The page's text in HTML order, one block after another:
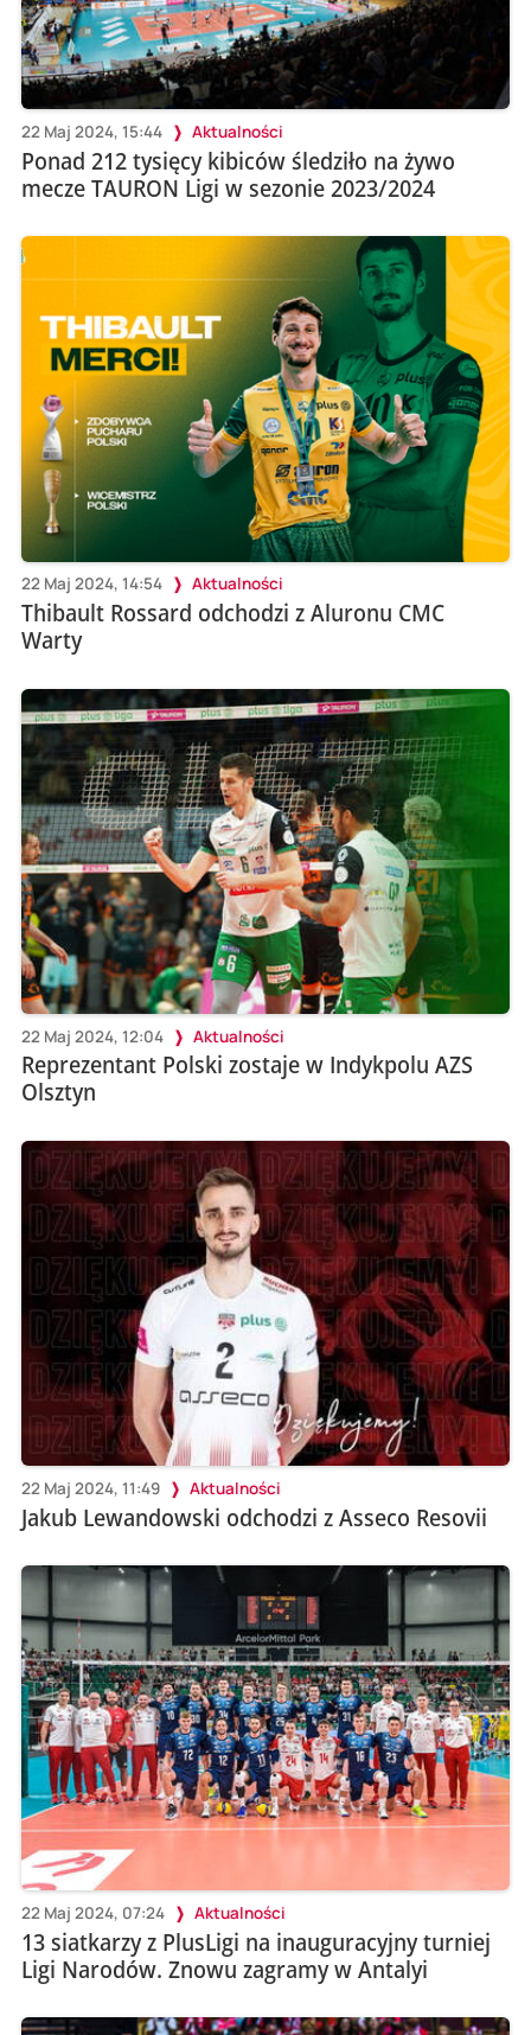
22 Maj 2024, 15:44 Aktualności
Ponad 212 tysięcy kibiców śledziło na żywo
mecze TAURON Ligi w sezonie 2023/2024
22 Maj 2024, 14:54 Aktualności
Thibault Rossard odchodzi z Aluronu CMC
Warty
22 Maj 2024, 12:04 Aktualności
Reprezentant Polski zostaje w Indykpolu AZS
Olsztyn
22 Maj 2024, 11:49 Aktualności
Jakub Lewandowski odchodzi z Asseco Resovii
22 Maj 2024, 07:24 Aktualności
13 siatkarzy z PlusLigi na inauguracyjny turniej
Ligi Narodów. Znowu zagramy w Antalyi